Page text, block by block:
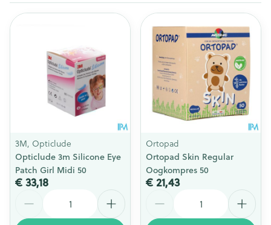
3M, Opticlude
Opticlude 3m Silicone Eye
Patch Girl Midi 50
€ 33,18
Ortopad
Ortopad Skin Regular
Oogkompres 50
€ 21,43